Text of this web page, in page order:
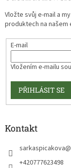
Vložte svůj e-mail a
produktech na našem
E-mail
Vložením e-mailu
PŘIHLÁSIT SE
Kontakt
sarkaspicakova@
+420777623498